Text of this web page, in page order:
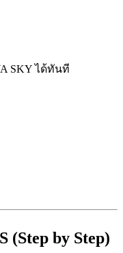
SKY ได้ทันที
(Step by Step)